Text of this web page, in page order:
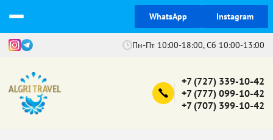
WhatsApp Instagram
Пн-Пт 10:00-18:00, Сб 10:00-13:00
+7 (727) 339-10-42
+7 (777) 099-10-42
+7 (707) 399-10-42